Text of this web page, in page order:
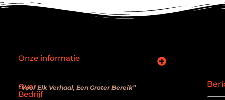
Over
Bedrijf
“Voor Elk Verhaal, Een Groter Bereik”
Onze informatie